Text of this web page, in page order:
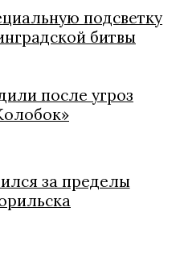
подсветку
битвы
после угроз
за пределы